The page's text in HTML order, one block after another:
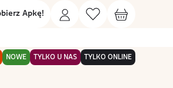
Apkę!
NOWE TYLKO U NAS TYLKO ONLINE